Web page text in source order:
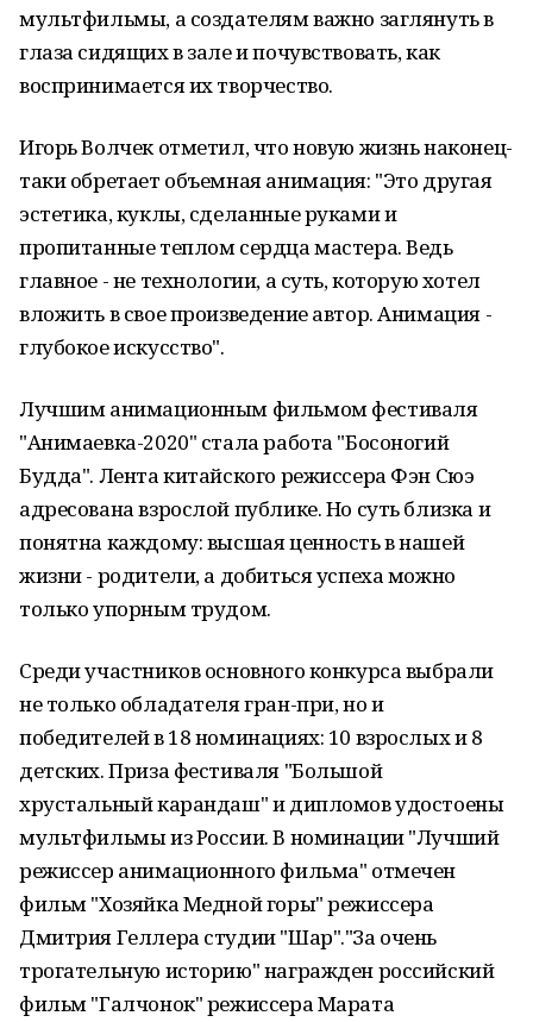
мультфильмы, а создателям важно заглянуть в
глаза сидящих в зале и почувствовать, как
воспринимается их творчество.
Игорь Волчек отметил, что новую жизнь наконец-
таки обретает объемная анимация: "Это другая
эстетика, куклы, сделанные руками и
пропитанные теплом сердца мастера. Ведь
главное - не технологии, а суть, которую хотел
вложить в свое произведение автор. Анимация -
глубокое искусство".
Лучшим анимационным фильмом фестиваля
"Анимаевка-2020" стала работа "Босоногий
Будда". Лента китайского режиссера Фэн Сюэ
адресована взрослой публике. Но суть близка и
понятна каждому: высшая ценность в нашей
жизни - родители, а добиться успеха можно
только упорным трудом.
Среди участников основного конкурса выбрали
не только обладателя гран-при, но и
победителей в 18 номинациях: 10 взрослых и 8
детских. Приза фестиваля "Большой
хрустальный карандаш" и дипломов удостоены
мультфильмы из России. В номинации "Лучший
режиссер анимационного фильма" отмечен
фильм "Хозяйка Медной горы" режиссера
Дмитрия Геллера студии "Шар"."За очень
трогательную историю" награжден российский
фильм "Галчонок" режиссера Марата